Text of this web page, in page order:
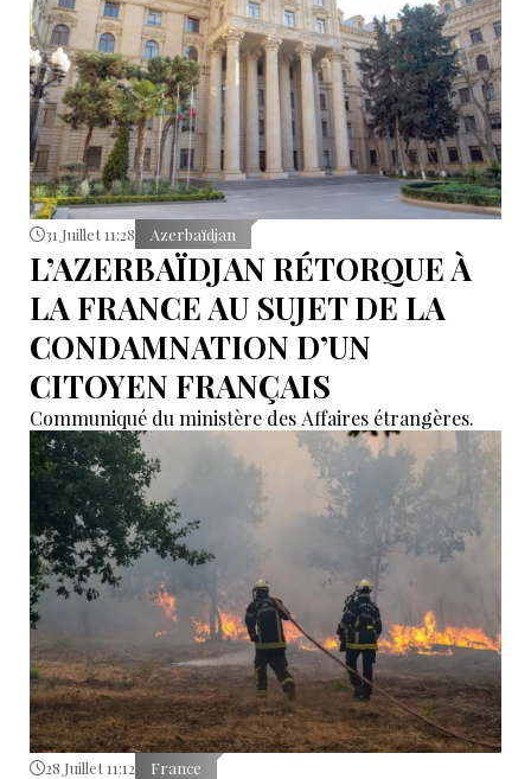
31 Juillet 11:28 Azerbaïdjan
L’AZERBAÏDJAN RÉTORQUE À
LA FRANCE AU SUJET DE LA
CONDAMNATION D’UN
CITOYEN FRANÇAIS
Communiqué du ministère des Affaires étrangères.
28 Juillet 11:12 France